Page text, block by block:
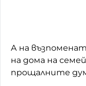
А на
на дома на
прощалните